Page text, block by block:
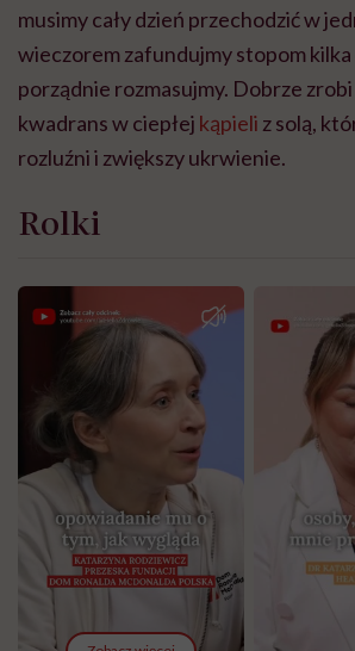
musimy cały dzień przechodzić w
wieczorem zafundujmy stopom kilka
porządnie rozmasujmy. Dobrze
kwadrans w ciepłej kąpieli z solą,
rozluźni i zwiększy ukrwienie.
Rolki